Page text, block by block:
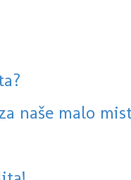
naše malo